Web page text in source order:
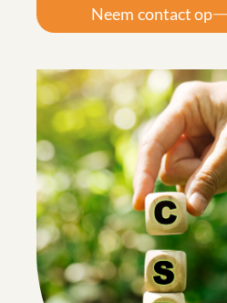
Neem contact op